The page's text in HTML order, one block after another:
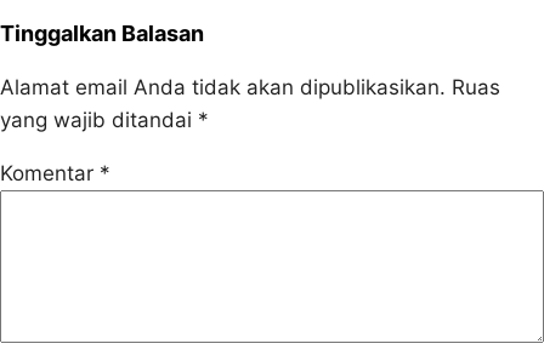
Tinggalkan Balasan
Alamat email Anda tidak akan dipublikasikan. Ruas
yang wajib ditandai *
Komentar *